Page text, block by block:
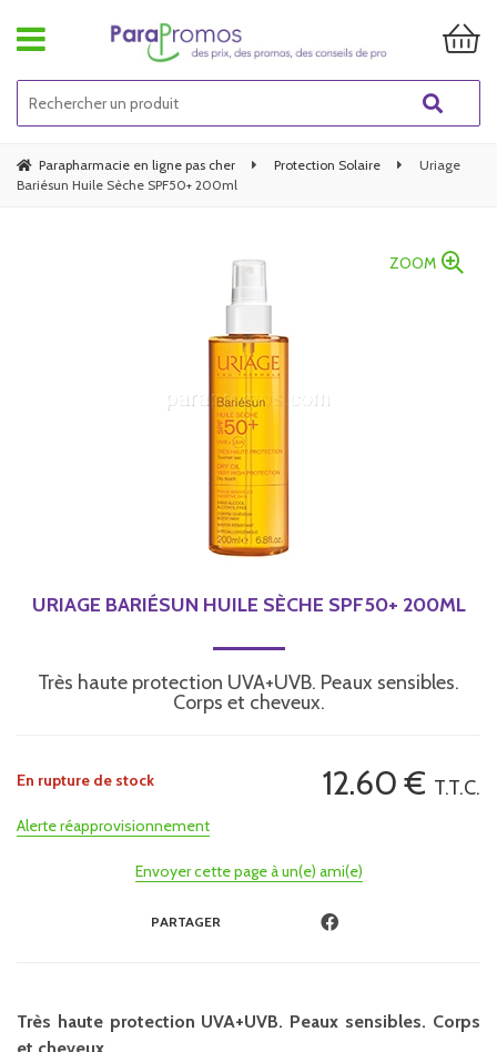
Parapharmacie en ligne pas cher Protection Solaire
Uriage
Bariésun Huile Sèche SPF50+ 200ml
ZOOM
URIAGE BARIÉSUN HUILE SÈCHE SPF50+ 200ML
Très haute protection UVA+UVB. Peaux sensibles.
Corps et cheveux.
12.60€ T.T.C.
En rupture de stock
Alerte réapprovisionnement
Envoyer cette page à un(e) ami(e)
PARTAGER
Très haute protection UVA+UVB. Peaux sensibles. Corps